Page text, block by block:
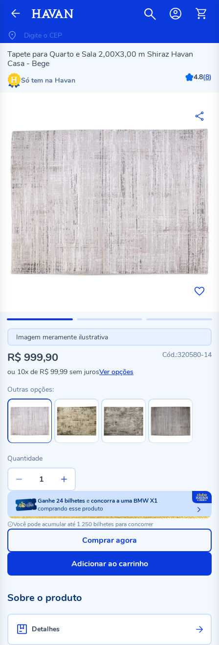
Tapete para Quarto e Sala 2,00X3,00 m Shiraz Havan
Casa - Bege
Só tem na Havan 4.8(8)
Imagem meramente ilustrativa
320580-14
R$ 999,90
ou 10x de R$ 99,99 sem jurosVer opções
Outras opções:
Quantidade
Ganhe24bilheteseconcorra a uma BMW X1
comprando esse produto
Você pode acumular até 1.250 bilhetes para concorrer
Adicionar ao carrinho
Comprar agora
Sobre o produto
Detalhes